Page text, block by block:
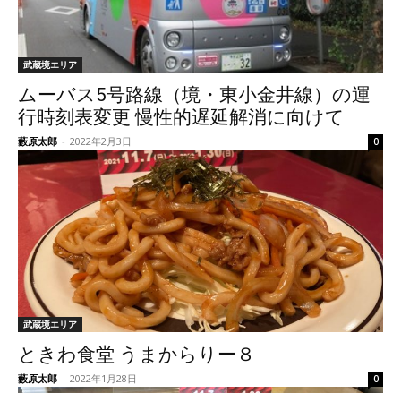
武蔵境エリア
ムーバス5号路線（境・東小金井線）の運
行時刻表変更 慢性的遅延解消に向けて
藪原太郎 - 2022年2月3日 0
武蔵境エリア
ときわ食堂 うまからりー８
藪原太郎 - 2022年1月28日 0